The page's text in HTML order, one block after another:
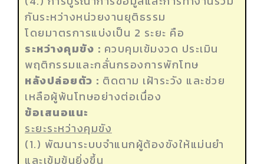
กันระหว่างหน่วยงานยุติธรรม
โดยมาตรการแบ่งเป็น 2 ระยะ คือ
ระหว่างคุมขัง : ควบคุมเข้มงวด ประเมิน
พฤติกรรมและกลั่นกรองการพักโทษ
หลังปล่อยตัว : ติดตาม เฝ้าระวัง และช่วย
เหลือผู้พ้นโทษอย่างต่อเนื่อง
ข้อเสนอแนะ
ระยะระหว่างคุมขัง
(1.) พัฒนาระบบจำแนกผู้ต้องขังให้แม่นยำ
และเข้มข้นยิ่งขึ้น